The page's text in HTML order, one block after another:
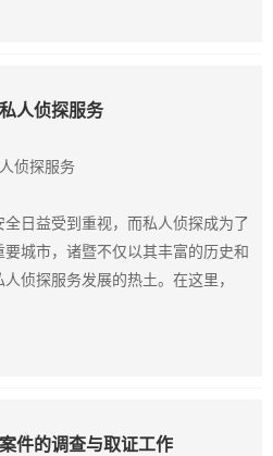
人侦探服务
侦探服务
日益受到重视，而私人侦探成为了
城市，诸暨不仅以其丰富的历史和
侦探服务发展的热土。在这里，
件的调查与取证工作